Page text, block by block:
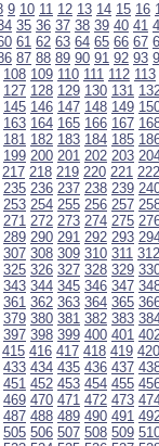
9 10 11 12 13 14 15 16
35 36 37 38 39 40 41
61 62 63 64 65 66 67
87 88 89 90 91 92 93
108 109 110 111 112 113
127 128 129 130 131
145 146 147 148 149
163 164 165 166 167
181 182 183 184 185
199 200 201 202 203
217 218 219 220 221 222
235 236 237 238 239
253 254 255 256 257
271 272 273 274 275
289 290 291 292 293
307 308 309 310 311 312
325 326 327 328 329
343 344 345 346 347
361 362 363 364 365
379 380 381 382 383
397 398 399 400 401
415 416 417 418 419 420
433 434 435 436 437
451 452 453 454 455
469 470 471 472 473
487 488 489 490 491
505 506 507 508 509